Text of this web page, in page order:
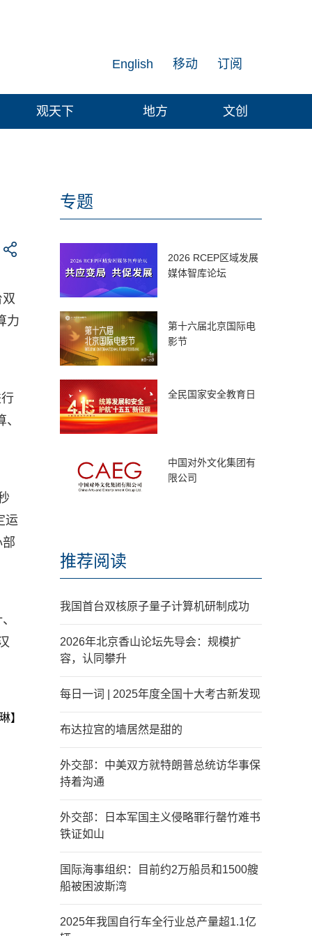
订阅
移动
English
观天下 地方 文创
力
运
】
专题
2026 RCEP区域发展
媒体智库论坛
第十六届北京国际电
影节
全民国家安全教育日
中国对外文化集团有
限公司
推荐阅读
我国首台双核原子量子计算机研制成功
2026年北京香山论坛先导会：规模扩
容，认同攀升
每日一词 | 2025年度全国十大考古新发现
布达拉宫的墙居然是甜的
外交部：中美双方就特朗普总统访华事保
持着沟通
外交部：日本军国主义侵略罪行罄竹难书
铁证如山
国际海事组织：目前约2万船员和1500艘
船被困波斯湾
2025年我国自行车全行业总产量超1.1亿